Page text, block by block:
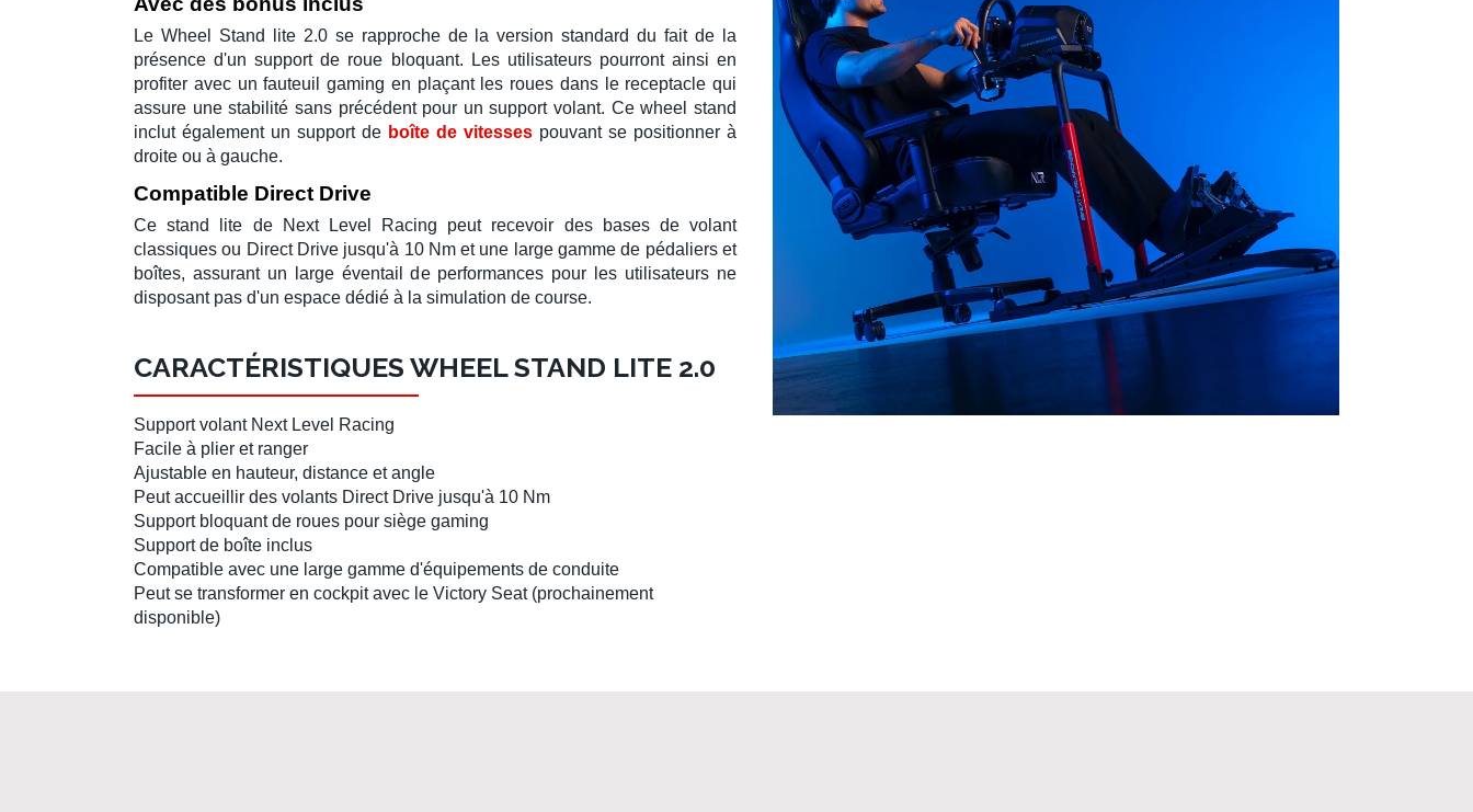
Le Wheel Stand lite 2.0se rapproche de la version standard du fait de la
présence d'un support de roue bloquant. Les utilisateurs pourront ainsi en
profiter avec unfauteuil gaming en plaçant les roues dans le receptacle qui
assure une stabilité sans précédent pour unsupport volant. Cewheel stand
inclut également un support de boîte de vitesses pouvant se positionner à
droite ou à gauche.
Compatible Direct Drive
Cestand lite de Next Level Racing peut recevoir des bases devolant
classiques ou Direct Drivejusqu'à 10 Nm et une large gamme de pédalierset
boîtes, assurant un large éventail de performances pour les utilisateurs ne
disposant pas d'un espace dédié à la simulation de course.
CARACTÉRISTIQUES WHEEL STAND LITE 2.0
Support volant Next Level Racing
Facile à plier et ranger
Ajustable en hauteur, distance et angle
Peut accueillir des volants Direct Drive jusqu'à 10 Nm
Support bloquant de roues pour siège gaming
Support de boîte inclus
Compatible avec une large gamme d'équipements de conduite
Peut se transformer en cockpitavec le Victory Seat(prochainement
disponible)